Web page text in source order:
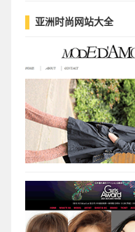
博客(11)
社交
论坛
girls
亚洲时尚网站大全